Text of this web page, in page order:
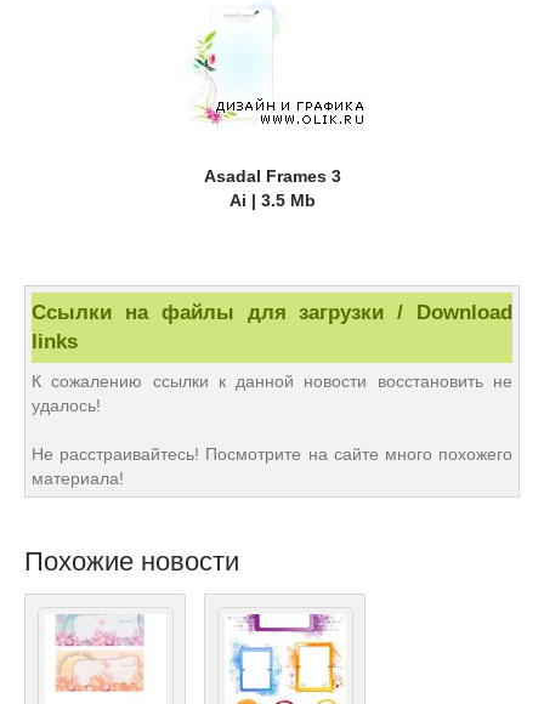
Asadal Frames 3
Ai | 3.5 Mb
Ссылки на файлы для загрузки / Download
links
К сожалению ссылки к данной новости восстановить не
удалось!
Не расстраивайтесь! Посмотрите на сайте много похожего
материала!
Похожие новости